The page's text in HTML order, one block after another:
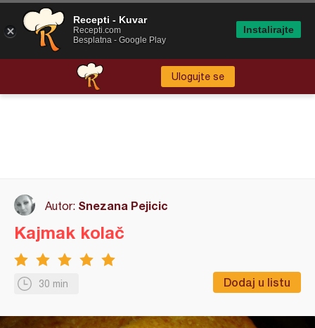
Ulogujte se
Autor: Snezana Pejicic
30 min Dodaj u listu
Kajmak kolač
Recepti - Kuvar
Recepti.com
Besplatna - Google Play
Instalirajte